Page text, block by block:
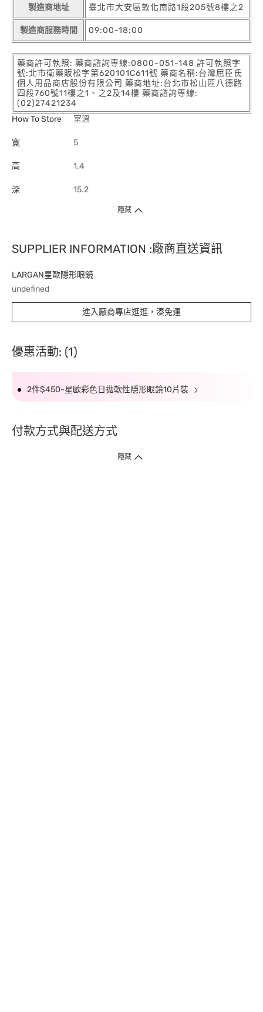
製造商地址 臺北市大安區敦化南路1段205號8樓之2
製造商服務時間 09:00-18:00
藥商許可執照: 藥商諮詢專線:0800-051-148 許可執照字
號:北市衛藥販松字第620101C611號 藥商名稱:台灣屈臣氏
個人用品商店股份有限公司 藥商地址:台北市松山區八德路
四段760號11樓之1、之2及14樓 藥商諮詢專線:
(02)27421234
How To Store
室溫
寬 5
高 1.4
深 15.2
隱藏
SUPPLIER INFORMATION :廠商直送資訊
LARGAN星歐隱形眼鏡
undefined
進入廠商專店逛逛，湊免運
優惠活動: (1)
2件$450-星歐彩色日拋軟性隱形眼鏡10片裝
付款方式與配送方式
隱藏